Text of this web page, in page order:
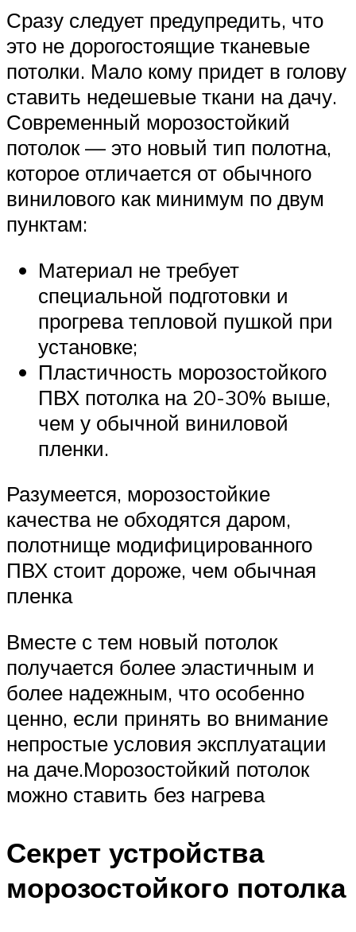
Сразу следует предупредить, что
это не дорогостоящие тканевые
потолки. Мало кому придет в голову
ставить недешевые ткани на дачу.
Современный морозостойкий
потолок — это новый тип полотна,
которое отличается от обычного
винилового как минимум по двум
пунктам:
Материал не требует
специальной подготовки и
прогрева тепловой пушкой при
установке;
Пластичность морозостойкого
ПВХ потолка на 20-30% выше,
чем у обычной виниловой
пленки.
Разумеется, морозостойкие
качества не обходятся даром,
полотнище модифицированного
ПВХ стоит дороже, чем обычная
пленка
Вместе с тем новый потолок
получается более эластичным и
более надежным, что особенно
ценно, если принять во внимание
непростые условия эксплуатации
на даче.Морозостойкий потолок
можно ставить без нагрева
Секрет устройства
морозостойкого потолка